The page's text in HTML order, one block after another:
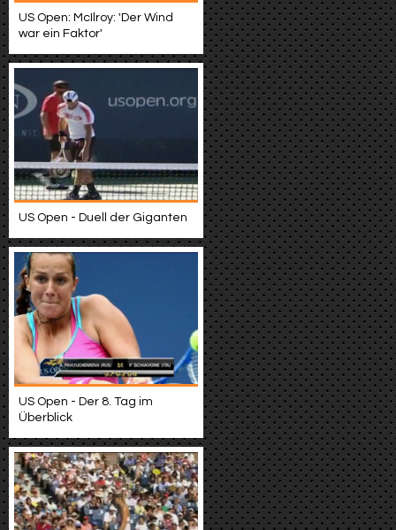
US Open: McIlroy: 'Der Wind
war ein Faktor'
US Open - Duell der Giganten
US Open - Der 8. Tag im
Überblick